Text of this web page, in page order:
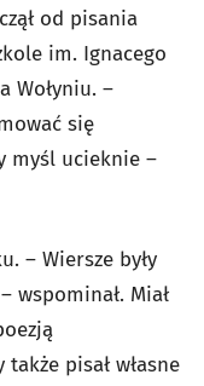
od pisania
im. Ignacego
Wołyniu. –
się
myśl ucieknie –
– Wiersze były
wspominał. Miał
pisał własne